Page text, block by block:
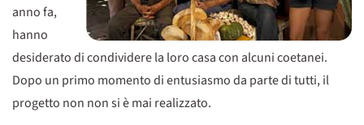
anno fa,
hanno
desiderato di condividere la loro casa con alcuni coetanei.
Dopo un primo momento di entusiasmo da parte di tutti, il
progetto non non si è mai realizzato.